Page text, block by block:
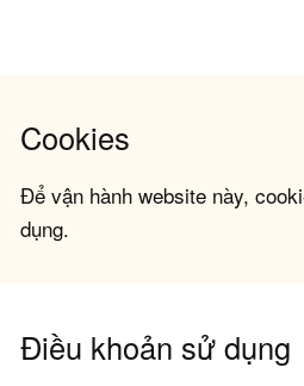
Cookies
Để vận hành website này,
dụng.
Điều khoản sử dụng